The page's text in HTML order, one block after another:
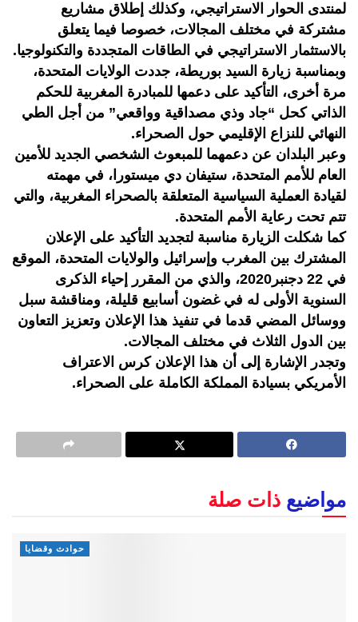
لمنتدى الحوار الاستراتيجي، وكذلك إطلاق مشاريع
مشتركة في مختلف المجالات، خصوصا فيما يتعلق
بالاستثمار الاستراتيجي في الطاقات المتجددة والتكنولوجيا.
وبمناسبة زيارة السيد بوريطة، جددت الولايات المتحدة،
مرة أخرى، التأكيد على دعمها للمبادرة المغربية للحكم
الذاتي كحل “جاد وذي مصداقية وواقعي” من أجل الطي
النهائي للنزاع الإقليمي حول الصحراء.
وعبر البلدان عن دعمهما للمبعوث الشخصي الجديد للأمين
العام للأمم المتحدة، ستيفان دي ميستورا، في مهمته
لقيادة العملية السياسية المتعلقة بالصحراء المغربية، والتي
تتم تحت رعاية الأمم المتحدة.
كما شكلت الزيارة مناسبة لتجديد التأكيد على الإعلان
المشترك بين المغرب وإسرائيل والولايات المتحدة، الموقع
في 22 دجنبر2020، والذي من المقرر إحياء الذكرى
السنوية الأولى له في غضون أسابيع قليلة، ومناقشة سبل
ووسائل المضي قدما في تنفيذ هذا الإعلان وتعزيز التعاون
بين الدول الثلاث في مختلف المجالات.
وتجدر الإشارة إلى أن هذا الإعلان كرس الاعتراف
الأمريكي بسيادة المملكة الكاملة على الصحراء.
مواضيع ذات صلة
حوادث وقضايا